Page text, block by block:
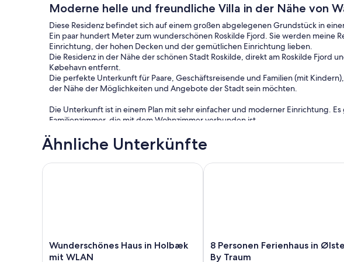
Moderne helle und freundliche Villa in der Nähe von
Diese Residenz befindet sich auf einem großen abgelegenen Grundstück in
Ein paar hundert Meter zum wunderschönen Roskilde Fjord. Sie werden meine
Einrichtung, der hohen Decken und der gemütlichen Einrichtung lieben.
Die Residenz in der Nähe der schönen Stadt Roskilde, direkt am Roskilde Fjord
Købehavn entfernt.
Die perfekte Unterkunft für Paare, Geschäftsreisende und Familien (mit
der Nähe der Möglichkeiten und Angebote der Stadt sein möchten.
Die Unterkunft ist in einem Plan mit sehr einfacher und moderner Einrichtung.
Familienzimmer, die mit dem Wohnzimmer verbunden ist.
auf der großen Wiese.
Schalten Sie den Grill ein und genießen Sie den Abend unter der großen
Es gibt kostenloses WLAN im ganzen Haus und einen großen kostenlosen
Es gibt kostenloses WLAN im ganzen Haus, kostenlose TV-Kanäle und kostenlose
Ähnliche Unterkünfte
Wunderschönes
Haus
Wunderschönes Haus in Holbæk
mit WLAN
Wunderschönes Haus in Holbæk mit WLAN
8
Personen
8 Personen Ferienhaus in
By Traum
8 Personen Ferienhaus in Ølsted-